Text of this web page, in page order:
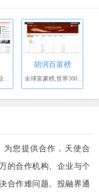
胡润百富榜
为您提供合作，天使合
的合作机构、企业与个
合作难问题。投融界通